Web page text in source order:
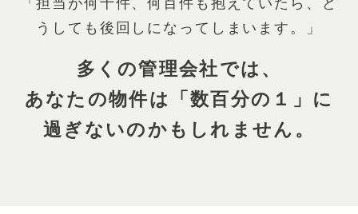
うしても 後回しになってしまいます。」
多くの管理会社では、
あなたの物件は
「数百分の１」に
過ぎないのかもしれません。